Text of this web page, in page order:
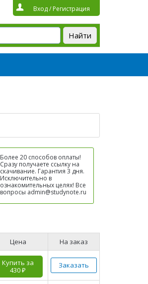
Вход/ Регистрация
Более 20 способов оплаты!
Сразу получаете ссылку на
скачивание. Гарантия 3 дня.
Исключительно в
ознакомительных целях! Все
вопросы admin@studynote.ru
Цена На заказ
Купить за
430 ₽
Заказать